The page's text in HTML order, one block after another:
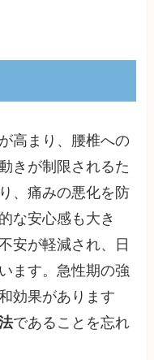
高まり、腰椎への
きが制限されるた
、痛みの悪化を防
な安心感も大き
安が軽減され、日
ます。急性期の強
効果があります
であることを忘れ